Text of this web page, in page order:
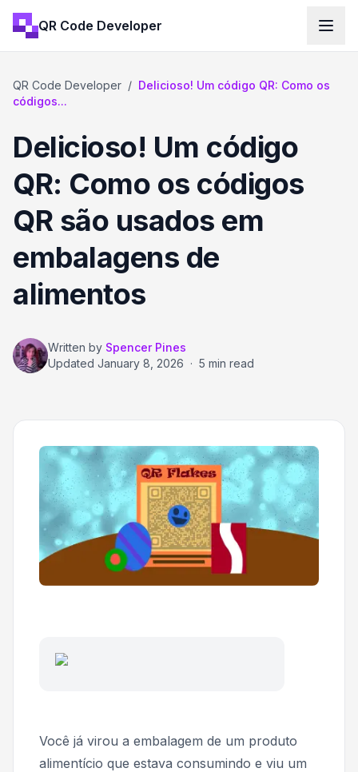
QR Code Developer
QR Code Developer / Delicioso! Um código QR: Como os
códigos...
Delicioso! Um código
QR: Como os códigos
QR são usados em
embalagens de
alimentos
Written by Spencer Pines
Updated January 8, 2026 · 5 min read
Você já virou a embalagem de um produto
alimentício que estava consumindo e viu um